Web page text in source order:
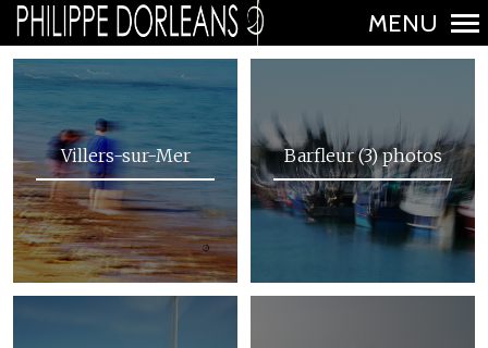
N
a
v
i
a
t
i
MENU
Villers-sur-Mer Barfleur (3) photos